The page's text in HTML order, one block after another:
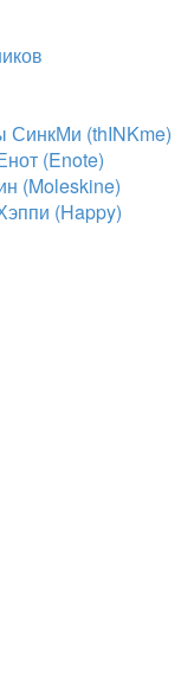
СинкМи (thINKme)
(Enote)
(Moleskine)
(Happy)